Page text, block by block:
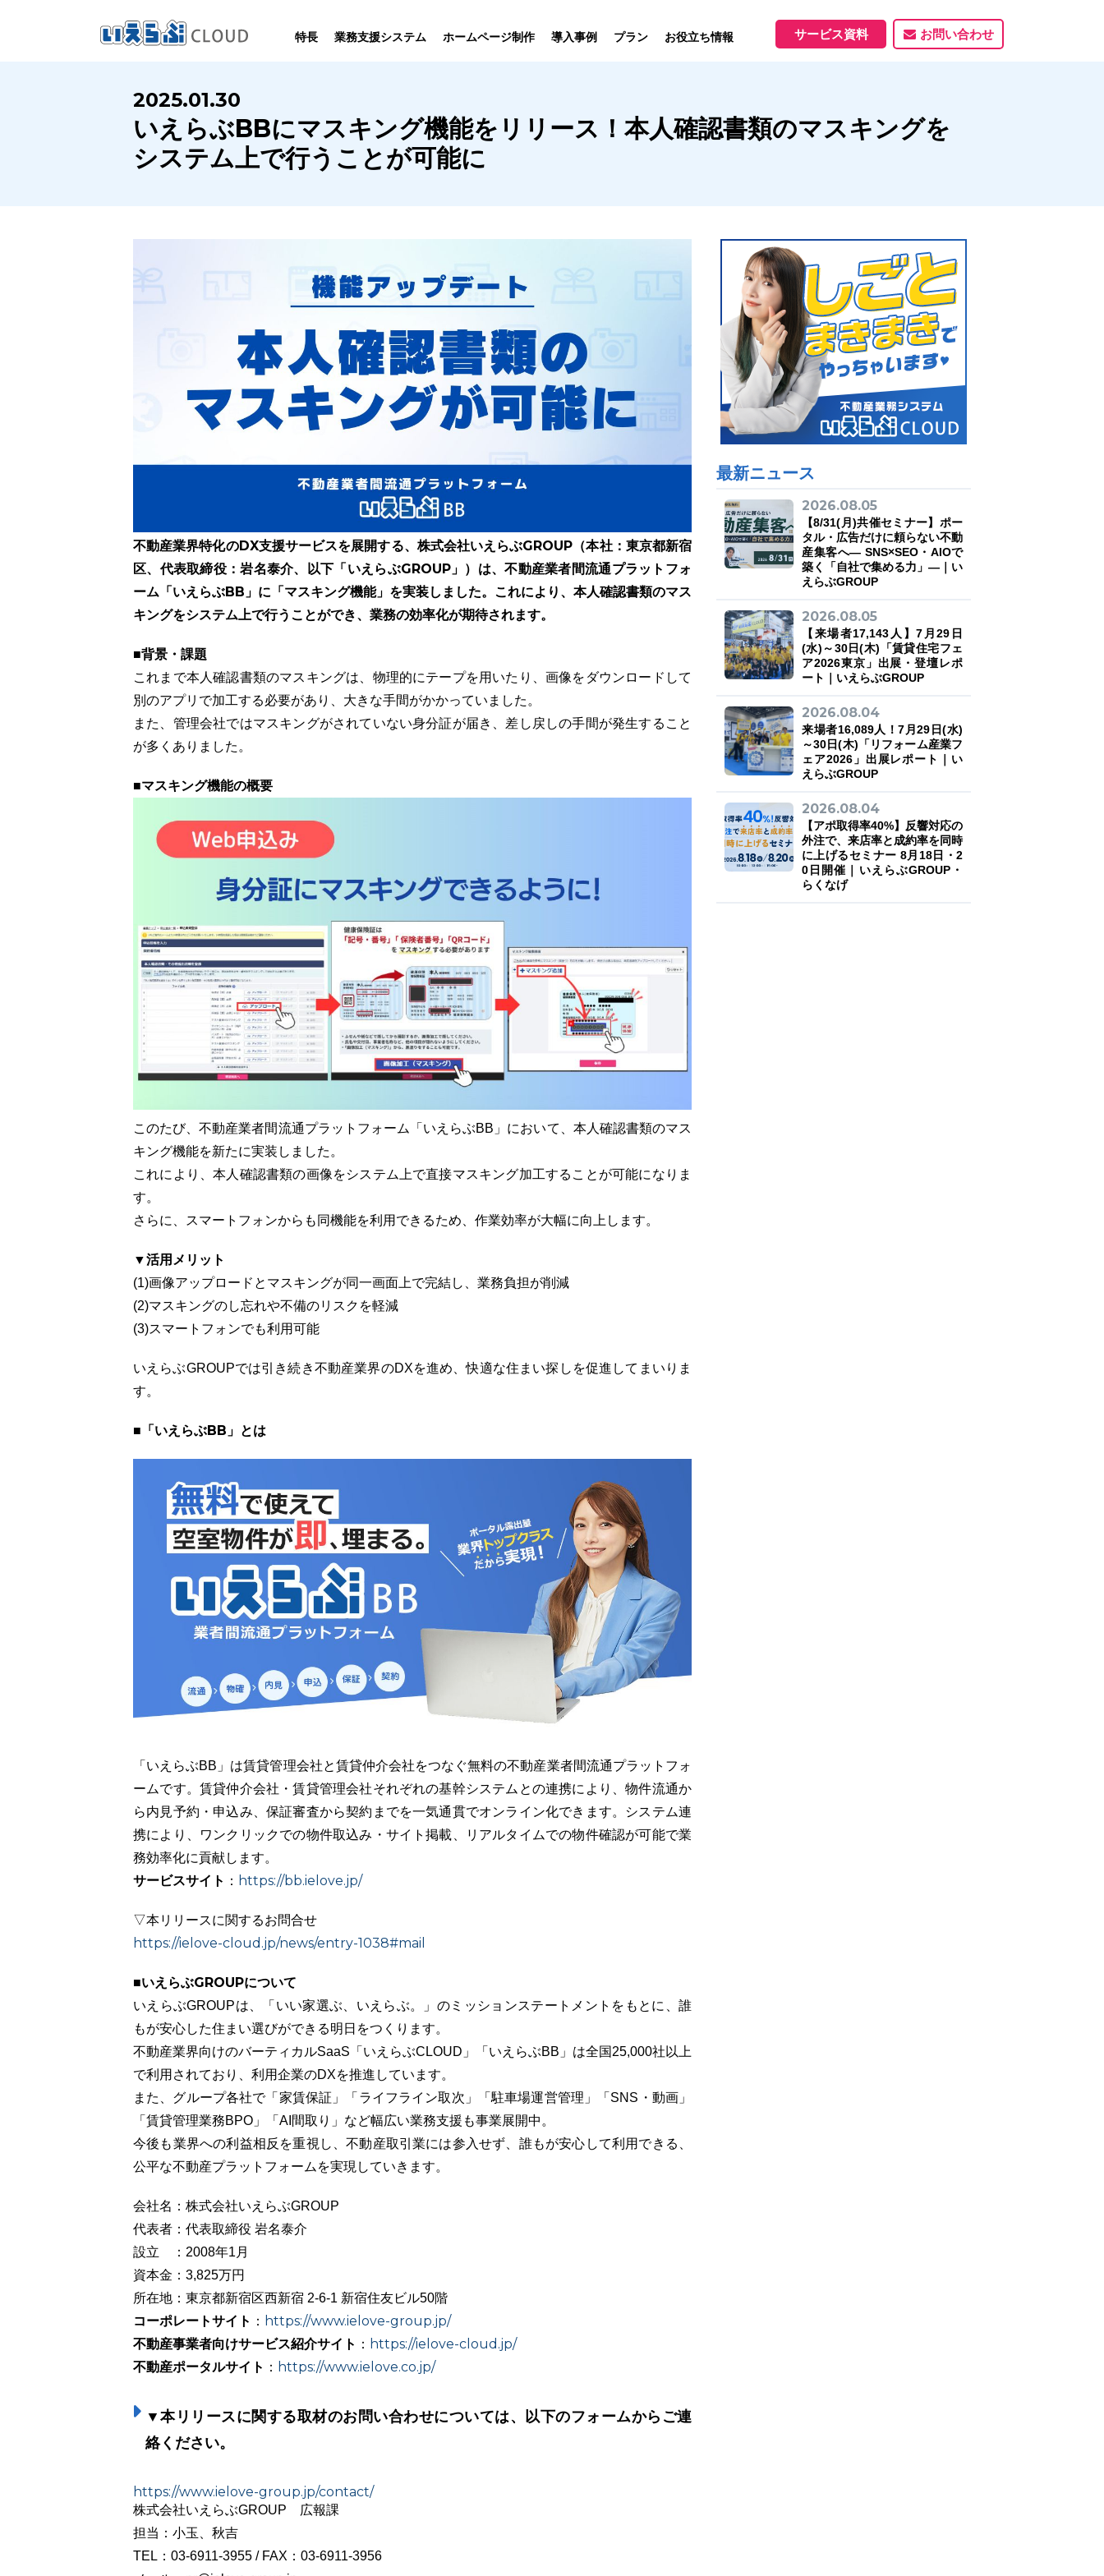
特長 業務支援システム
SYSTEM
いえらぶCLOUDは不動産業務を
幅広く支援しています。
業務向け機能 業務向け機能
賃貸管理
業務向け機能
サービス一覧
ホームページ制作
HOMEPAGE
いえらぶは集客用ホームページを
不動産業に特化して制作しています。
制作について
制作の流れ
制作実績
導入事例
PERFORMANCE
いえらぶCLOUDを実際にご利用の
お客様の声と制作実績のご紹介です。
ユーザーインタビュー ホームページ制作実績
プラン お役立ち情報
INFORMATION
いえらぶCLOUDや不動産業界に関する
ニュース･ノウハウをお伝えします。
ニュース一覧 お役立ちブログ 資料ダウンロード
サービス資料 お問い合わせ
2025.01.30
いえらぶBBにマスキング機能をリリース！本人確認書類のマスキングを
システム上で行うことが可能に
不動産業界特化のDX支援サービスを展開する、株式会社いえらぶGROUP（本社：東京都新宿
区、代表取締役：岩名泰介、以下「いえらぶGROUP」）は、不動産業者間流通プラットフォ
ーム「いえらぶBB」に「マスキング機能」を実装しました。これにより、本人確認書類のマス
キングをシステム上で行うことができ、業務の効率化が期待されます。
■背景・課題
これまで本人確認書類のマスキングは、物理的にテープを用いたり、画像をダウンロードして
別のアプリで加工する必要があり、大きな手間がかかっていました。
また、管理会社ではマスキングがされていない身分証が届き、差し戻しの手間が発生すること
が多くありました。
■マスキング機能の概要
このたび、不動産業者間流通プラットフォーム「いえらぶBB」において、本人確認書類のマス
キング機能を新たに実装しました。
これにより、本人確認書類の画像をシステム上で直接マスキング加工することが可能になりま
す。
さらに、スマートフォンからも同機能を利用できるため、作業効率が大幅に向上します。
▼活用メリット
(1)画像アップロードとマスキングが同一画面上で完結し、業務負担が削減
(2)マスキングのし忘れや不備のリスクを軽減
(3)スマートフォンでも利用可能
いえらぶGROUPでは引き続き不動産業界のDXを進め、快適な住まい探しを促進してまいりま
す。
■「いえらぶBB」とは
「いえらぶBB」は賃貸管理会社と賃貸仲介会社をつなぐ無料の不動産業者間流通プラットフォ
ームです。賃貸仲介会社・賃貸管理会社それぞれの基幹システムとの連携により、物件流通か
ら内見予約・申込み、保証審査から契約までを一気通貫でオンライン化できます。システム連
携により、ワンクリックでの物件取込み・サイト掲載、リアルタイムでの物件確認が可能で業
務効率化に貢献します。
サービスサイト ： https://bb.ielove.jp/
▽本リリースに関するお問合せ
https://ielove-cloud.jp/news/entry-1038#mail
■いえらぶGROUPについて
いえらぶGROUPは、「いい家選ぶ、いえらぶ。」のミッションステートメントをもとに、誰
もが安心した住まい選びができる明日をつくります。
不動産業界向けのバーティカルSaaS「いえらぶCLOUD」「いえらぶBB」は全国25,000社以上
で利用されており、利用企業のDXを推進しています。
また、グループ各社で「家賃保証」「ライフライン取次」「駐車場運営管理」「SNS・動画」
「賃貸管理業務BPO」「AI間取り」など幅広い業務支援も事業展開中。
今後も業界への利益相反を重視し、不動産取引業には参入せず、誰もが安心して利用できる、
公平な不動産プラットフォームを実現していきます。
会社名：株式会社いえらぶGROUP
代表者：代表取締役 岩名泰介
設立 ：2008年1月
資本金：3,825万円
所在地：東京都新宿区西新宿 2-6-1 新宿住友ビル50階
コーポレートサイト ： https://www.ielove-group.jp/
不動産事業者向けサービス紹介サイト ： https://ielove-cloud.jp/
不動産ポータルサイト ： https://www.ielove.co.jp/
▼本リリースに関する取材のお問い合わせについては、以下のフォームからご連
絡ください。
https://www.ielove-group.jp/contact/
株式会社いえらぶGROUP 広報課
担当：小玉、秋吉
TEL：03-6911-3955 / FAX：03-6911-3956
最新ニュース
2026.08.05
【8/31(月)共催セミナー】ポー
タル・広告だけに頼らない不動
産集客へ― SNS×SEO・AIOで
築く「自社で集める力」―｜い
えらぶGROUP
2026.08.05
【来場者17,143人】7月29日
(水)～30日(木)「賃貸住宅フェ
ア2026東京」出展・登壇レポ
ート｜いえらぶGROUP
2026.08.04
来場者16,089人！7月29日(水)
～30日(木)「リフォーム産業フ
ェア2026」出展レポート｜い
えらぶGROUP
2026.08.04
【アポ取得率40%】反響対応の
外注で、来店率と成約率を同時
に上げるセミナー 8月18日・2
0日開催｜いえらぶGROUP・
らくなげ